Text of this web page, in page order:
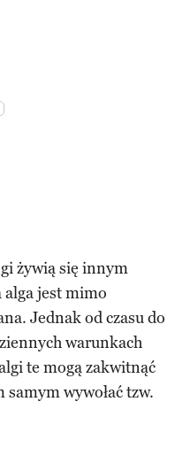
żywią się innym
jest mimo
Jednak od czasu do
warunkach
te mogą zakwitnąć
wywołać tzw.